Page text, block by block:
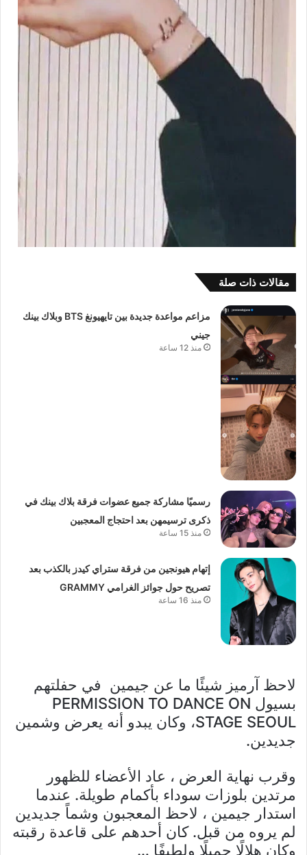
مقالات ذات صلة
مزاعم مواعدة جديدة بين تايهيونغ BTS وبلاك بينك
جيني
منذ 12 ساعة
رسميًا مشاركة جميع عضوات فرقة بلاك بينك في
ذكرى ترسيمهن بعد احتجاج المعجبين
منذ 15 ساعة
إتهام هيونجين من فرقة ستراي كيدز بالكذب بعد
تصريح حول جوائز الغرامي GRAMMY
منذ 16 ساعة
لاحظ آرميز شيئًا ما عن جيمين في حفلتهم
بسيول PERMISSION TO DANCE ON
STAGE SEOUL، وكان يبدو أنه يعرض وشمين
جديدين.
وقرب نهاية العرض ، عاد الأعضاء للظهور
مرتدين بلوزات سوداء بأكمام طويلة. عندما
استدار جيمين ، لاحظ المعجبون وشماً جديدين
لم يروه من قبل. كان أحدهم على قاعدة رقبته
وكان هلالًا جميلًا ولطيفًا …